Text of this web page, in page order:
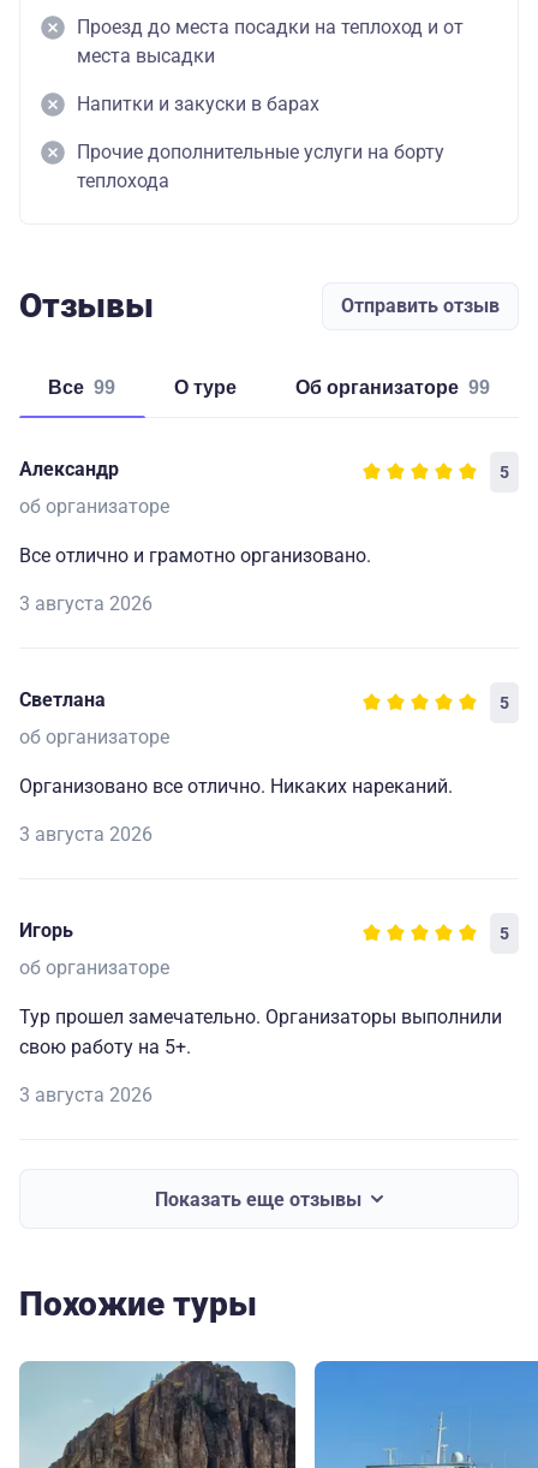
Проезд до места посадки на теплоход и от
места высадки
Напитки и закуски в барах
Прочие дополнительные услуги на борту
теплохода
Отзывы Отправить отзыв
Все 99 о туре об организаторе 99
Александр 5
об организаторе
Все отлично и грамотно организовано.
3 августа 2026
Светлана 5
об организаторе
Организовано все отлично. Никаких нареканий.
3 августа 2026
Игорь 5
об организаторе
Тур прошел замечательно. Организаторы выполнили
свою работу на 5+.
3 августа 2026
Показать еще отзывы
Похожие туры